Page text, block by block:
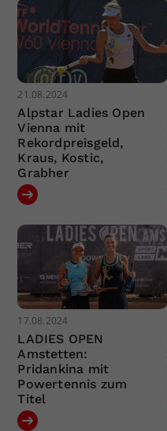
21.08.2024
Alpstar Ladies Open
Vienna mit
Rekordpreisgeld,
Kraus, Kostic,
Grabher
17.08.2024
LADIES OPEN
Amstetten:
Pridankina mit
Powertennis zum
Titel